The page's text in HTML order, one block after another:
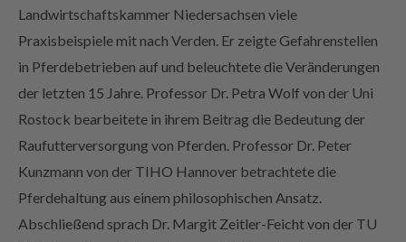
Landwirtschaftskammer Niedersachsen viele
Praxisbeispiele mit nach Verden. Er zeigte Gefahrenstellen
in Pferdebetrieben auf und beleuchtete die Veränderungen
der letzten 15 Jahre. Professor Dr. Petra Wolf von der Uni
Rostock bearbeitete in ihrem Beitrag die Bedeutung der
Raufutterversorgung von Pferden. Professor Dr. Peter
Kunzmann von der TIHO Hannover betrachtete die
Pferdehaltung aus einem philosophischen Ansatz.
Abschließend sprach Dr. Margit Zeitler-Feicht von der TU